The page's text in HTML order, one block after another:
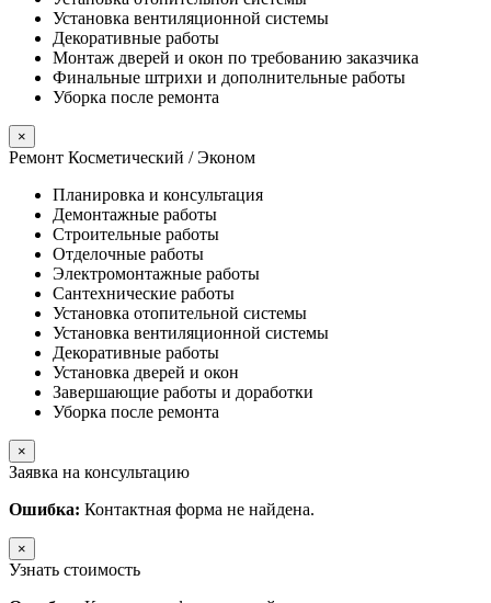
Установка вентиляционной системы
Декоративные работы
Монтаж дверей и окон по требованию заказчика
Финальные штрихи и дополнительные работы
Уборка после ремонта
×
Ремонт Косметический / Эконом​
Планировка и консультация
Демонтажные работы
Строительные работы
Отделочные работы
Электромонтажные работы
Сантехнические работы
Установка отопительной системы
Установка вентиляционной системы
Декоративные работы
Установка дверей и окон
Завершающие работы и доработки
Уборка после ремонта
×
Заявка на консультацию
Ошибка: Контактная форма не найдена.
×
Узнать стоимость